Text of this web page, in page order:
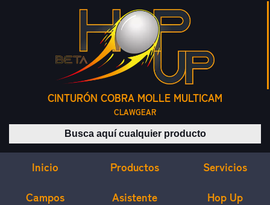
CINTURÓN COBRA MOLLE MULTICAM
CLAWGEAR
Buscar productos
Inicio Productos Servicios
Campos Asistente Hop Up